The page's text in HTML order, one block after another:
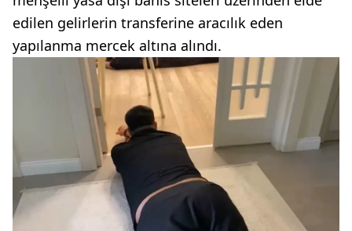
edilen gelirlerin transferine aracılık eden
yapılanma mercek altına alındı.